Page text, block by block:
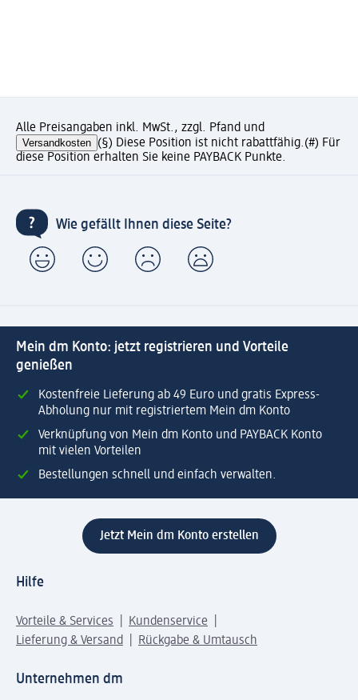
Alle Preisangaben inkl. MwSt., zzgl. Pfand und
Versandkosten (§) Diese Position ist nicht rabattfähig.(#) Für
diese Position erhalten Sie keine PAYBACK Punkte.
Wie gefällt Ihnen diese Seite?
Mein dm Konto: jetzt registrieren und Vorteile
genießen
Kostenfreie Lieferung ab 49 Euro und gratis Express-
Abholung nur mit registriertem Mein dm Konto
Verknüpfung von Mein dm Konto und PAYBACK Konto
mit vielen Vorteilen
Bestellungen schnell und einfach verwalten.
Jetzt Mein dm Konto erstellen
Hilfe
Vorteile & Services
Kundenservice
Lieferung & Versand
Rückgabe & Umtausch
Unternehmen dm